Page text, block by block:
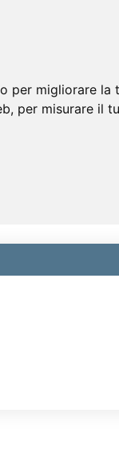
migliorare la
, per misurare il